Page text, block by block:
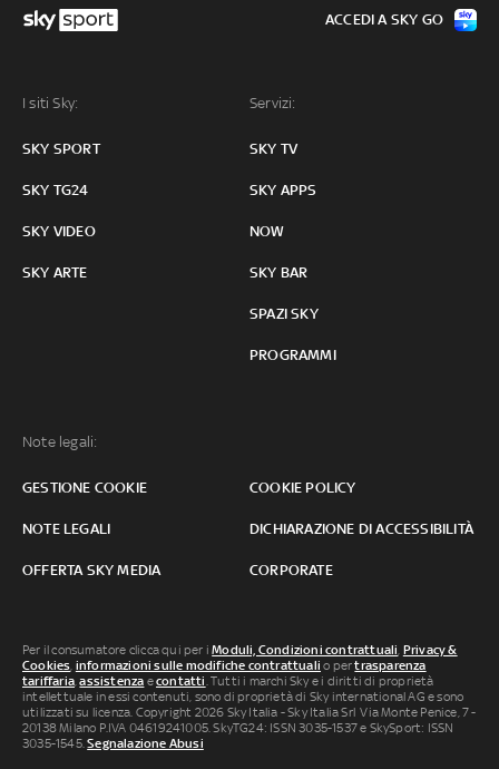
I siti Sky:
SKY SPORT
SKY TG24
SKY VIDEO
SKY ARTE
Servizi:
SKY TV
SKY APPS
NOW
SKY BAR
SPAZI SKY
PROGRAMMI
Note legali:
GESTIONE COOKIE COOKIE POLICY
NOTE LEGALI DICHIARAZIONE DI ACCESSIBILITÀ
OFFERTA SKY MEDIA CORPORATE
ACCEDI A SKY GO
Per il consumatore clicca qui per iModuli, Condizioni contrattuali, Privacy &
Cookies, informazioni sulle modifiche contrattuali o pertrasparenza
tariffaria,assistenza econtatti. Tutti i marchi Sky e i diritti di proprietà
intellettuale in essi contenuti, sono di proprietà di Sky international AG e sono
utilizzati su licenza. Copyright 2026 Sky Italia - Sky Italia Srl Via Monte Penice, 7 -
20138 Milano P.IVA 04619241005. SkyTG24: ISSN 3035-1537 e SkySport: ISSN
3035-1545.Segnalazione Abusi